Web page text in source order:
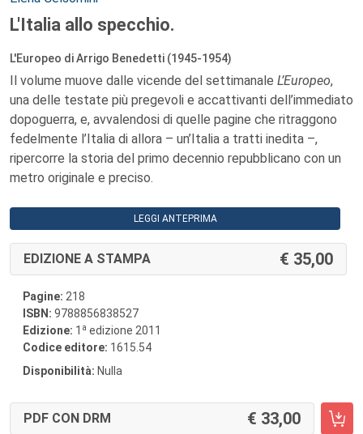
L'Italia allo specchio.
L'Europeo di Arrigo Benedetti (1945-1954)
Il volume muove dalle vicende del settimanale L’Europeo,
una delle testate più pregevoli e accattivanti dell’immediato
dopoguerra, e, avvalendosi di quelle pagine che ritraggono
fedelmente l’Italia di allora – un’Italia a tratti inedita –,
ripercorre la storia del primo decennio repubblicano con un
metro originale e preciso.
LEGGI ANTEPRIMA
EDIZIONE A STAMPA 35,00
Pagine: 218
ISBN: 9788856838527
Edizione: 1 a edizione 2011
Codice editore: 1615.54
Disponibilità: Nulla
PDF CON DRM 33,00